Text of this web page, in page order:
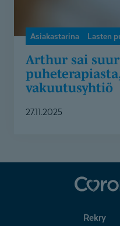
Asiakastarina Lasten
Arthur sai suurta apua
vakuutusyhtiö
27.11.2025
Rekry